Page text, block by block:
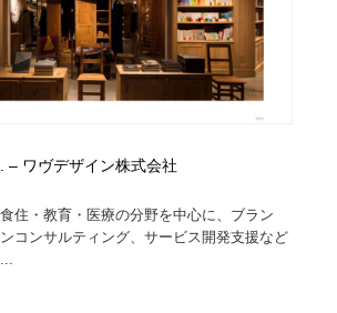
– ワヴデザイン株式会社
住・教育・医療の分野を中心に、ブラン
コンサルティング、サービス開発支援など